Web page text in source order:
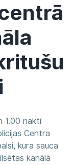
1.00 naktī
Centra
kura sauca
kanālā